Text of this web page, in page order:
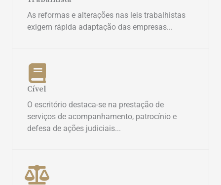
As reformas e alterações nas leis trabalhistas
exigem rápida adaptação das empresas...
Cível
O escritório destaca-se na prestação de
serviços de acompanhamento, patrocínio e
defesa de ações judiciais...